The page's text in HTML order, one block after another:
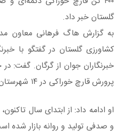
گلستان خبر داد.
به گزارش هاگ فرهانی معاون
کشاورزی گلستان در گفتگو با
پرورش قارچ خوراکی در ۱۴ شهرستان استان فعال است.
و صدفی تولید و روانه بازار شده